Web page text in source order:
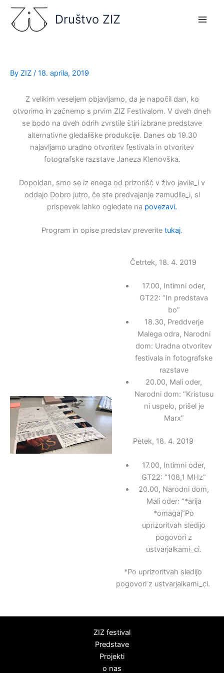
Skip
content
Društvo ZIZ
By ZIZ / 18. aprila, 2019
Z velikim veseljem objavljamo, da je napočil dan, ko
otvorimo in začnemo s prvim ZIZ Festivalom. V dveh dneh
se bodo na dveh odrih zvrstile štiri izbrane predstave
alternativne gledališke produkcije. Danes ob 19.30
najavljamo uradno otvoritev festivala in otvoritev
fotografske razstave Janeza Klenovška.
Dopoldan, smo se iz enega od prizorišč v živo javile_i v
oddajo Dobro jutro, če ste predvajanje zamudile_i, si
prispevek lahko ogledate na povezavi.
Program in opise predstav preverite tukaj.
Četrtek, 18. 4. 2019
17.00, Intimni oder,
GT22: “In predstava
bo”
18.30, Preddverje
Malega odra, Narodni
dom: Uradna otvoritev
festivala in fotografske
razstave
20.00, Mali oder,
Narodni dom: “Kristusu
ni uspelo, prišel je
Marx”
Petek, 18. 4. 2019
17.00, Intimni oder,
GT22: “108,1 MHz”
20.00, Narodni dom,
Mali oder: “*arija
*omagaj”Po
uprizoritvah sledijo
pogovori z
ustvarjalkami_ci.
*Po uprizoritvah sledijo
pogovori z ustvarjalkami_ci.
ZIZ festival
Predstave
Projekti
o nas